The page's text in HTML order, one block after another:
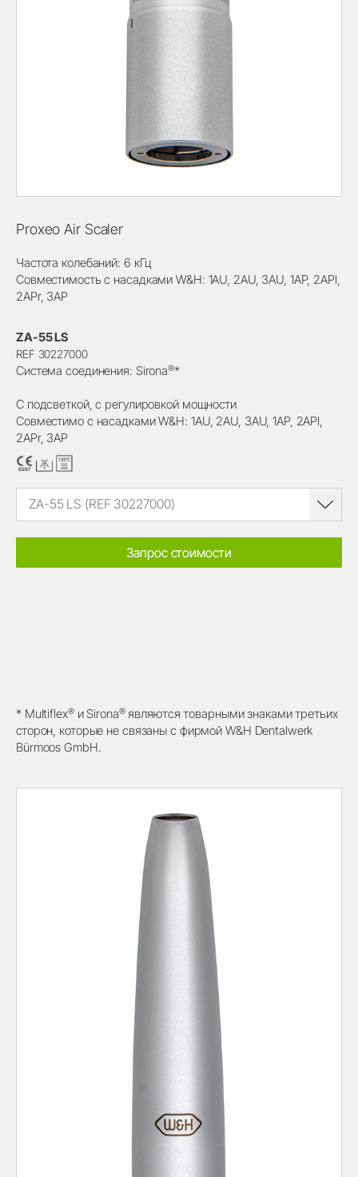
Proxeo Air Scaler
Частота колебаний: 6 кГц
Совместимость с насадками W&H: 1AU, 2AU, 3AU, 1AP, 2APl,
2APr, 3AP
ZA-55 LS
REF 30227000
Система соединения: Sirona®*
С подсветкой, с регулировкой мощности
Совместимо с насадками W&H: 1AU, 2AU, 3AU, 1AP, 2APl,
2APr, 3AP
ZA-55 LS (REF 30227000)
Запрос стоимости
* Multiflex®и Sirona®являются товарными знаками третьих
сторон, которые не связаны с фирмой W&H Dentalwerk
Bürmoos GmbH.